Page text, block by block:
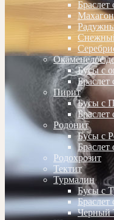
Окаменелое
Бусы с
Пирит
Бусы с
Родонит
Бусы с
Родохрозит
Тектит
Турмалин
Бусы с
Черный